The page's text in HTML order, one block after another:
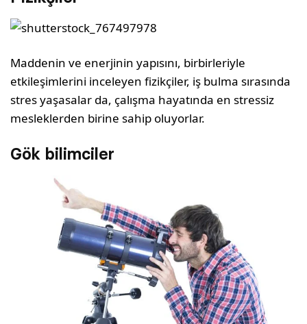
Maddenin ve enerjinin yapısını, birbirleriyle
etkileşimlerini inceleyen fizikçiler, iş bulma sırasında
stres yaşasalar da, çalışma hayatında en stressiz
mesleklerden birine sahip oluyorlar.
Gök bilimciler